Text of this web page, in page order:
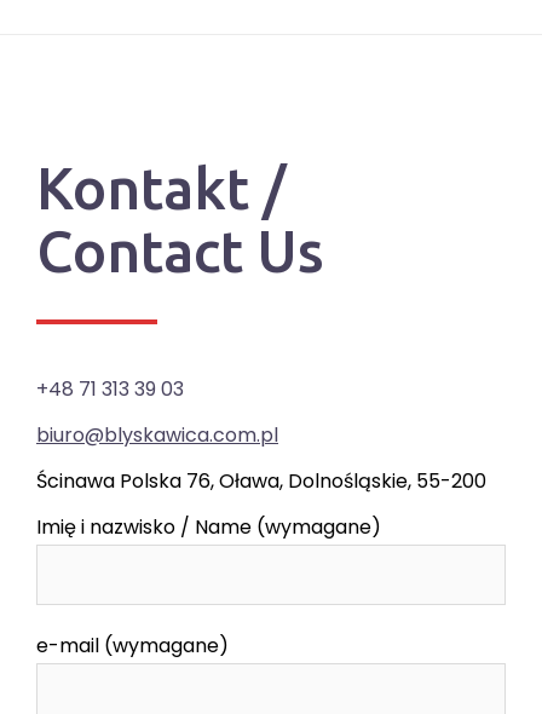
Kontakt /
Contact Us
+48 71 313 39 03
biuro@blyskawica.com.pl
Ścinawa Polska 76, Oława, Dolnośląskie, 55-200
Imię i nazwisko / Name (wymagane)
e-mail (wymagane)